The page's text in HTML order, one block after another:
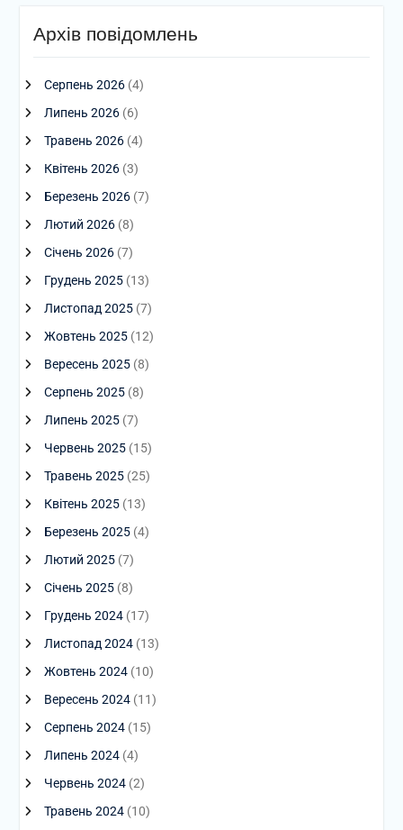
Архів повідомлень
Серпень 2026(4)
Липень 2026(6)
Травень 2026(4)
Квітень 2026(3)
Березень 2026(7)
Лютий 2026(8)
Січень 2026(7)
Грудень 2025(13)
Листопад 2025(7)
Жовтень 2025(12)
Вересень 2025(8)
Серпень 2025(8)
Липень 2025(7)
Червень 2025(15)
Травень 2025(25)
Квітень 2025(13)
Березень 2025(4)
Лютий 2025(7)
Січень 2025(8)
Грудень 2024(17)
Листопад 2024(13)
Жовтень 2024(10)
Вересень 2024(11)
Серпень 2024(15)
Липень 2024(4)
Червень 2024(2)
Травень 2024(10)